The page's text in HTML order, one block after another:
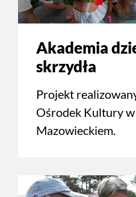
Akademia
skrzydła
Projekt
Ośrodek Kultury
Mazowieckiem.